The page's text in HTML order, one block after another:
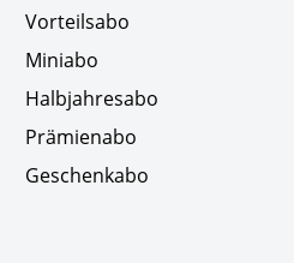
Vorteilsabo
Miniabo
Halbjahresabo
Prämienabo
Geschenkabo